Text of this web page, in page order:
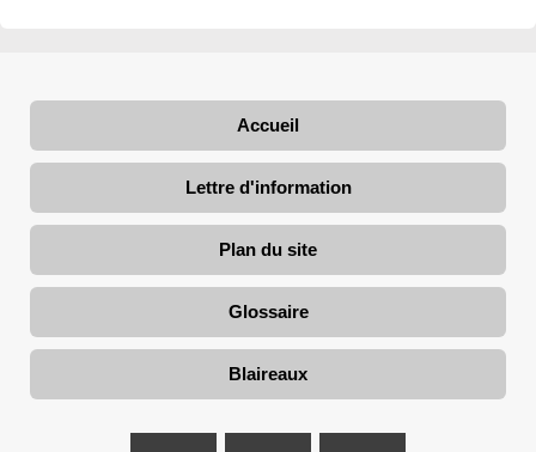
Accueil
Lettre d'information
Plan du site
Glossaire
Blaireaux